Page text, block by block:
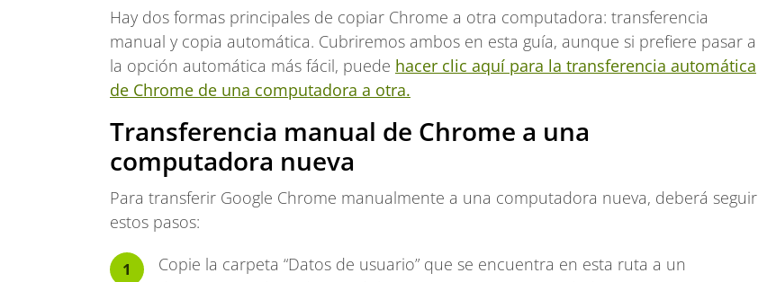
Hay dos formas principales de copiar Chrome a otra computadora: transferencia
manual y copia automática. Cubriremos ambos en esta guía, aunque si prefiere pasar a
la opción automática más fácil, puede hacer clic aquí para la transferencia automática
de Chrome de una computadora a otra.
Transferencia manual de Chrome a una
computadora nueva
Para transferir Google Chrome manualmente a una computadora nueva, deberá seguir
estos pasos:
Copie la carpeta “Datos de usuario” que se encuentra en esta ruta a un